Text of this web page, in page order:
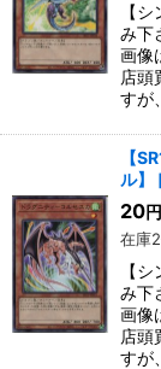
【
み下
画像
店頭
すが
【
ル】
20円
在庫
【
み下
画像
店頭
すが